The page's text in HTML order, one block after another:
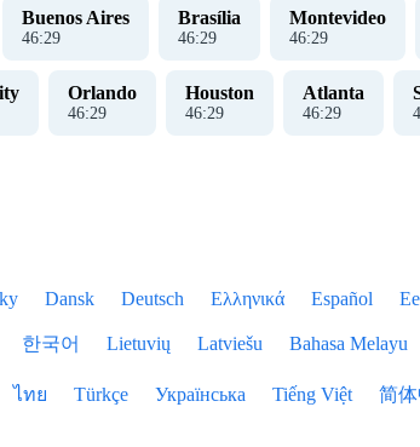
Buenos Aires
46:29
Brasília
46:29
Montevideo
46:29
Orlando
46:29
Houston
46:29
Atlanta
46:29
Dansk Deutsch Ελληνικά Español
한국어 Lietuvių Latviešu Bahasa Melayu
ไทย Türkçe Українська Tiếng Việt 简